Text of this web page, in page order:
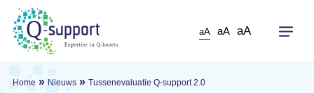
Skip
main
content
aA aA aA
Home » Nieuws» Tussenevaluatie Q-support 2.0